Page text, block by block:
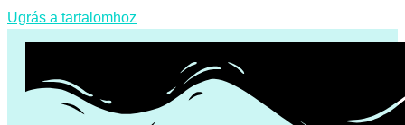
Ugrás a tartalomhoz